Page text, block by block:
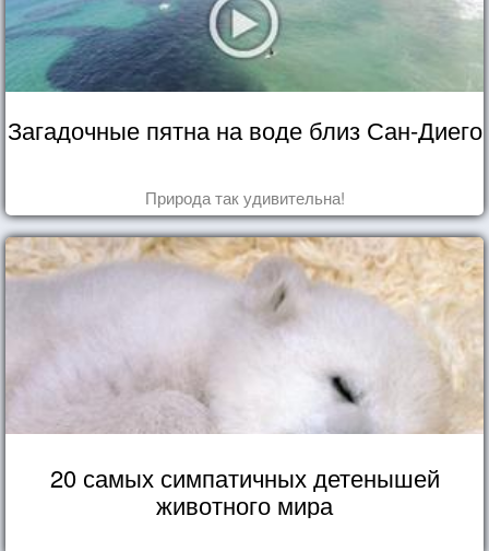
Загадочные пятна на воде близ Сан-Диего
Природа так удивительна!
20 самых симпатичных детенышей
животного мира